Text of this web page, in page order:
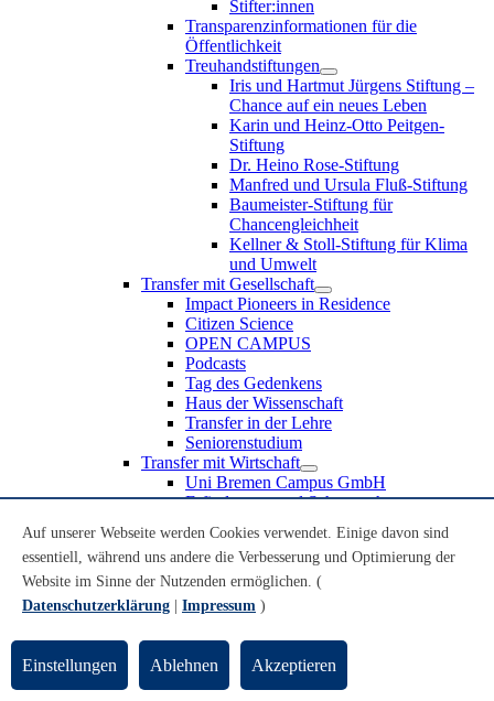
Stifter:innen
Transparenzinformationen für die
Öffentlichkeit
Treuhandstiftungen
Iris und Hartmut Jürgens Stiftung –
Chance auf ein neues Leben
Karin und Heinz-Otto Peitgen-
Stiftung
Dr. Heino Rose-Stiftung
Manfred und Ursula Fluß-Stiftung
Baumeister-Stiftung für
Chancengleichheit
Kellner & Stoll-Stiftung für Klima
und Umwelt
Transfer mit Gesellschaft
Impact Pioneers in Residence
Citizen Science
OPEN CAMPUS
Podcasts
Tag des Gedenkens
Haus der Wissenschaft
Transfer in der Lehre
Seniorenstudium
Transfer mit Wirtschaft
Uni Bremen Campus GmbH
Erfindungen und Schutzrechte
Recruiting an der Universität Bremen
Weiterbildung an der Universität Bremen
Transfer mit Schule
Schülerinnen und Schüler
Schulklassen
Lehrkräfte
Gründungsunterstützung
Auf unserer Webseite werden Cookies verwendet. Einige davon sind
essentiell, während uns andere die Verbesserung und Optimierung der
Website im Sinne der Nutzenden ermöglichen. (
Datenschutzerklärung
Impressum )
Einstellungen Ablehnen Akzeptieren